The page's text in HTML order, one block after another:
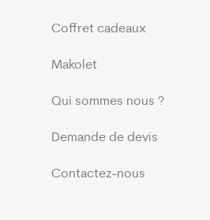
Coffret cadeaux
Makolet
Qui sommes nous ?
Demande de devis
Contactez-nous